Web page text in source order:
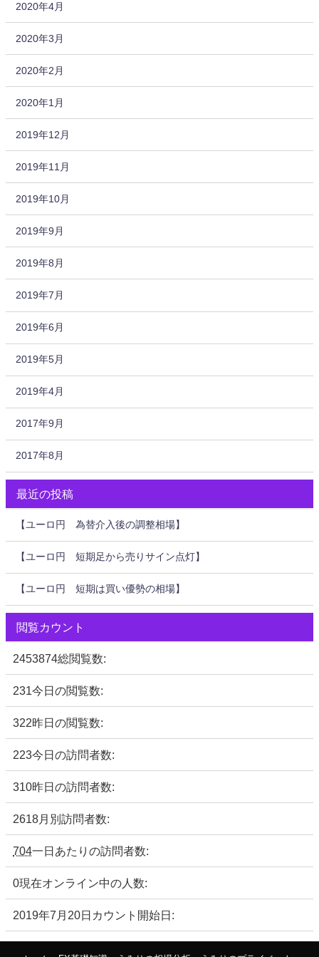
2020年4月
2020年3月
2020年2月
2020年1月
2019年12月
2019年11月
2019年10月
2019年9月
2019年8月
2019年7月
2019年6月
2019年5月
2019年4月
2017年9月
2017年8月
最近の投稿
【ユーロ円 為替介入後の調整相場】
【ユーロ円 短期足から売りサイン点灯】
【ユーロ円 短期は買い優勢の相場】
閲覧カウント
2453874総閲覧数:
231 今日の閲覧数:
322昨日の閲覧数:
223今日の訪問者数:
310昨日の訪問者数:
2618 月別訪問者数:
704一日あたりの訪問者数:
0現在オンライン中の人数:
2019年7月20日 カウント開始日: